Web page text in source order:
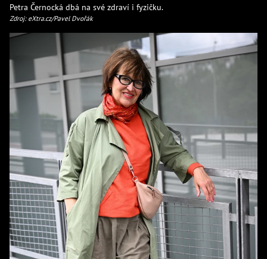
Petra Černocká dbá na své zdraví i fyzičku.
Zdroj: eXtra.cz/Pavel Dvořák